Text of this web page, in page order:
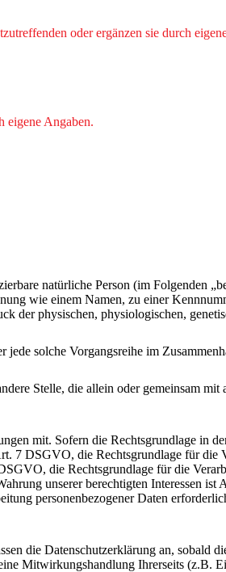
oder ergänzen sie durch
eigene Angaben.
natürliche Person (im Folgenden
wie einem Namen, zu einer
der physischen, physiologischen,
solche Vorgangsreihe im
Stelle, die allein oder gemeinsam
mit. Sofern die Rechtsgrundlage in
DSGVO, die Rechtsgrundlage für die
die Rechtsgrundlage für die
unserer berechtigten Interessen
personenbezogener Daten
die Datenschutzerklärung an, sobald
Mitwirkungshandlung Ihrerseits (z.B.